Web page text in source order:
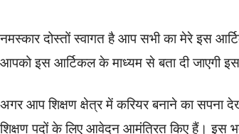
नमस्कार दोस्तों स्वागत है आप सभी का मेरे इस
आपको इस आर्टिकल के माध्यम से बता दी जाएगी
अगर आप शिक्षण क्षेत्र में करियर बनाने का सपना
शिक्षण पदों के लिए आवेदन आमंत्रित किए हैं। इस